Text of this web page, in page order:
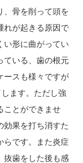
、骨を削って頭を
れが起きる原因で
い形に曲がってい
ている、歯の根元
ースも様々ですが
ます。ただし強
ことができませ
効果を打ち消すた
らです。また炎症
抜歯をした後も感